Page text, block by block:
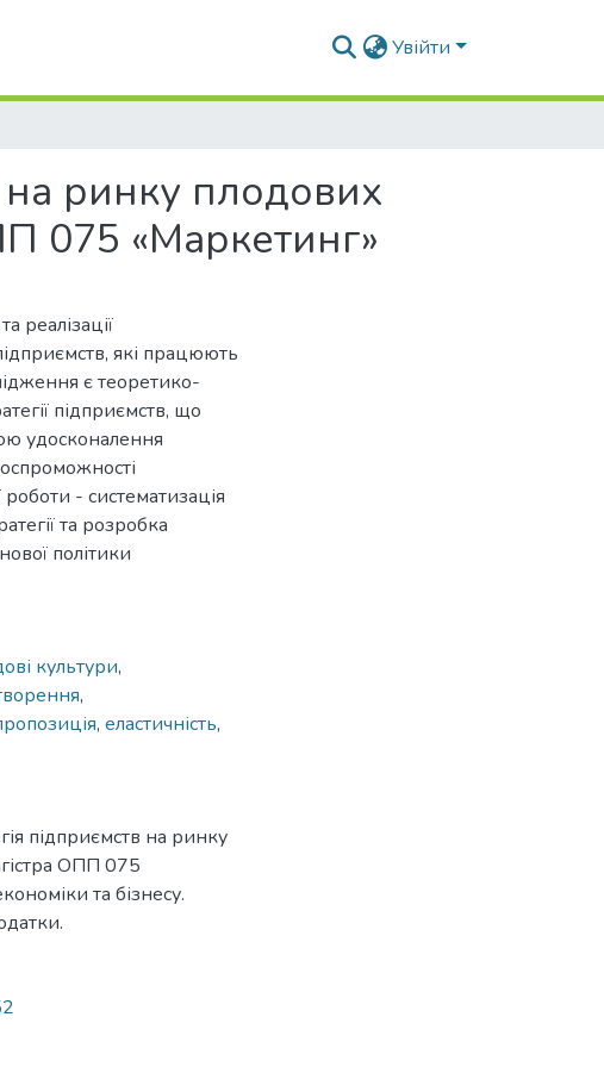
Увійти
на ринку плодових
075 «Маркетинг»
реалізації
які працюють
є теоретико-
підприємств, що
удосконалення
роботи - систематизація
та розробка
політики
культури,
,
, еластичність,
підприємств на ринку
ОПП 075
та бізнесу.